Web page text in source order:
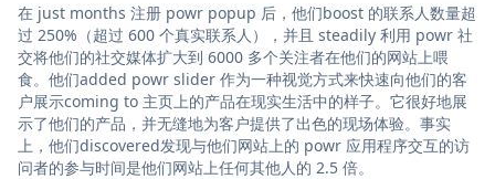
在 just months 注册 powr popup 后，他们boost 的联系人数量超
过 250%（超过 600 个真实联系人），并且 steadily 利用 powr 社
交将他们的社交媒体扩大到 6000 多个关注者在他们的网站上喂
食。他们added powr slider 作为一种视觉方式来快速向他们的客
户展示coming to 主页上的产品在现实生活中的样子。它很好地展
示了他们的产品，并无缝地为客户提供了出色的现场体验。事实
上，他们discovered发现与他们网站上的 powr 应用程序交互的访
问者的参与时间是他们网站上任何其他人的 2.5 倍。